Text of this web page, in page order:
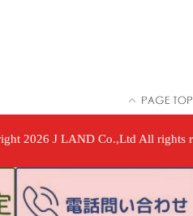
2026 J LAND Co.,Ltd All rights